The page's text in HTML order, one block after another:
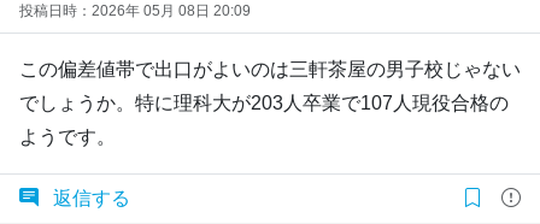
投稿日時：2026年 05月 08日 20:09
この偏差値帯で出口がよいのは三軒茶屋の男子校じゃない
でしょうか。特に理科大が203人卒業で107人現役合格の
ようです。
返信する